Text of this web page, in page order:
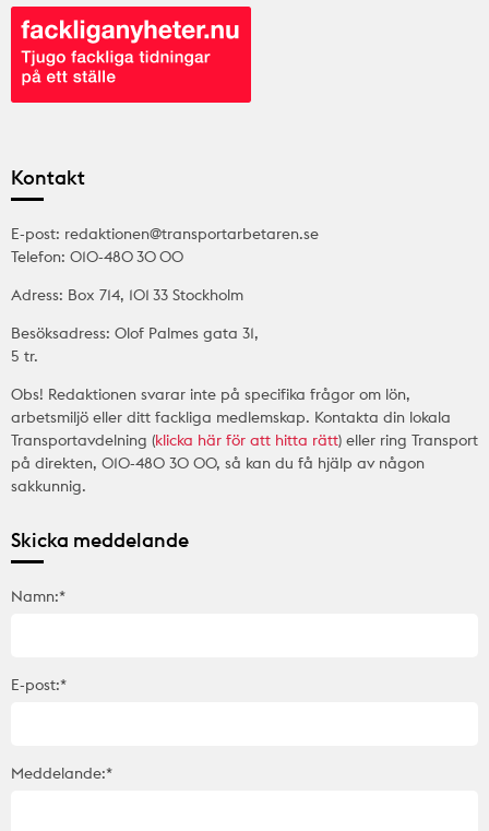
Kontakt
E-post: redaktionen@transportarbetaren.se
Telefon: 010-480 30 00
Adress: Box 714, 101 33 Stockholm
Besöksadress: Olof Palmes gata 31,
5 tr.
Obs! Redaktionen svarar inte på specifika frågor om lön,
arbetsmiljö eller ditt fackliga medlemskap. Kontakta din lokala
Transportavdelning (klicka här för att hitta rätt) eller ring Transport
på direkten, 010-480 30 00, så kan du få hjälp av någon
sakkunnig.
Skicka meddelande
Namn:*
E-post:*
Meddelande:*